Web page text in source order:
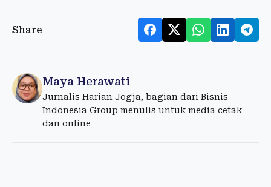
Share
Maya Herawati
Jurnalis Harian Jogja, bagian dari Bisnis
Indonesia Group menulis untuk media cetak
dan online